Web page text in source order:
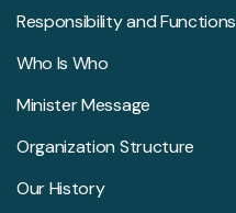
Responsibility and Functions
Who Is Who
Minister Message
Organization Structure
Our History